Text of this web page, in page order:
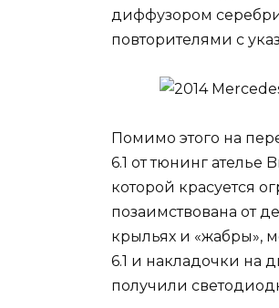
диффузором
повторителями с
Помимо этого на
6.1 от тюнинг ателье
которой красуется
позаимствована от
крыльях и «жабры»,
6.1 и накладочки на
получили